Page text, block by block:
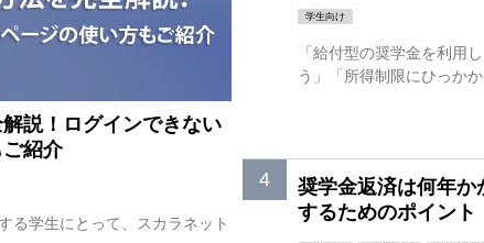
説！ログインできない
紹介
る学生にとって、スカラネット
学生向け
「給付型の奨学金を利用
う」「所得制限にひっか
奨学金返済は何年
するためのポイント